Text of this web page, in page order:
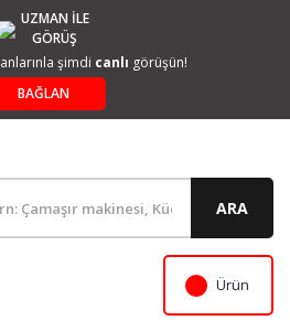
UZMAN İLE
GÖRÜŞ
şimdi canlı görüşün!
BAĞLAN
ARA
Ürün